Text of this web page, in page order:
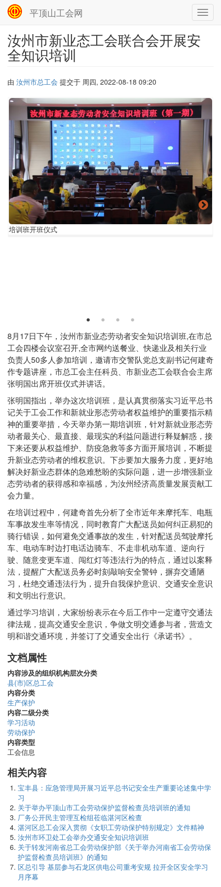
平顶山工会网
汝州市新业态工会联合会开展安
全知识培训
由 汝州市总工会 提交于 周四, 2022-08-18 09:20
培
培训班开班仪式
正
文
8月17日下午，汝州市新业态劳动者安全知识培训班,在市总
工会四楼会议室召开,全市网约送餐业、快递业及相关行业
负责人50多人参加培训，邀请市交警队党总支副书记何建奇
作专题讲座，市总工会主任科员、市新业态工会联合会主席
张明国出席开班仪式并讲话。
张明国指出，举办这次培训班，是认真贯彻落实习近平总书
记关于工会工作和新就业形态劳动者权益维护的重要指示精
神的重要举措，今天举办第一期培训班，针对新就业形态劳
动者最关心、最直接、最现实的利益问题进行释疑解惑，接
下来还要从权益维护、防疫急救等多方面开展培训，不断提
升新业态劳动者的维权意识。下步要加大服务力度，更好地
解决好新业态群体的急难愁盼的实际问题，进一步增强新业
态劳动者的获得感和幸福感，为汝州经济高质量发展贡献工
会力量。
在培训过程中，何建奇首先分析了全市近年来摩托车、电瓶
车事故发生率等情况，同时教育广大配送员如何纠正易犯的
骑行错误，如何避免交通事故的发生，针对配送员驾驶摩托
车、电动车时边打电话边骑车、不走非机动车道、逆向行
驶、随意变更车道、闯红灯等违法行为的特点，通过以案释
法，提醒广大配送员务必时刻敲响安全警钟，摒弃交通陋
习，杜绝交通违法行为，提升自我保护意识、交通安全意识
和文明出行意识。
通过学习培训，大家纷纷表示在今后工作中一定遵守交通法
律法规，提高交通安全意识，争做文明交通参与者，营造文
明和谐交通环境，并签订了交通安全出行《承诺书》。
文档属性
内容涉及的组织机构层次分类
县(市)区总工会
内容分类
生产保护
内容二级分类
学习活动
劳动保护
内容类型
工会信息
相关内容
宝丰县：应急管理局开展习近平总书记安全生产重要论述集中学
习
关于举办平顶山市工会劳动保护监督检查员培训班的通知
厂务公开民主管理互检组莅临湛河区检查
湛河区总工会深入贯彻《女职工劳动保护特别规定》文件精神
汝州市环卫处工会举办交通安全知识培训班
关于转发河南省总工会劳动保护部《关于举办河南省工会劳动保
护监督检查员培训班》的通知
区总引导 基层参与石龙区供电公司重考安规 拉开全区安全学习
月序幕